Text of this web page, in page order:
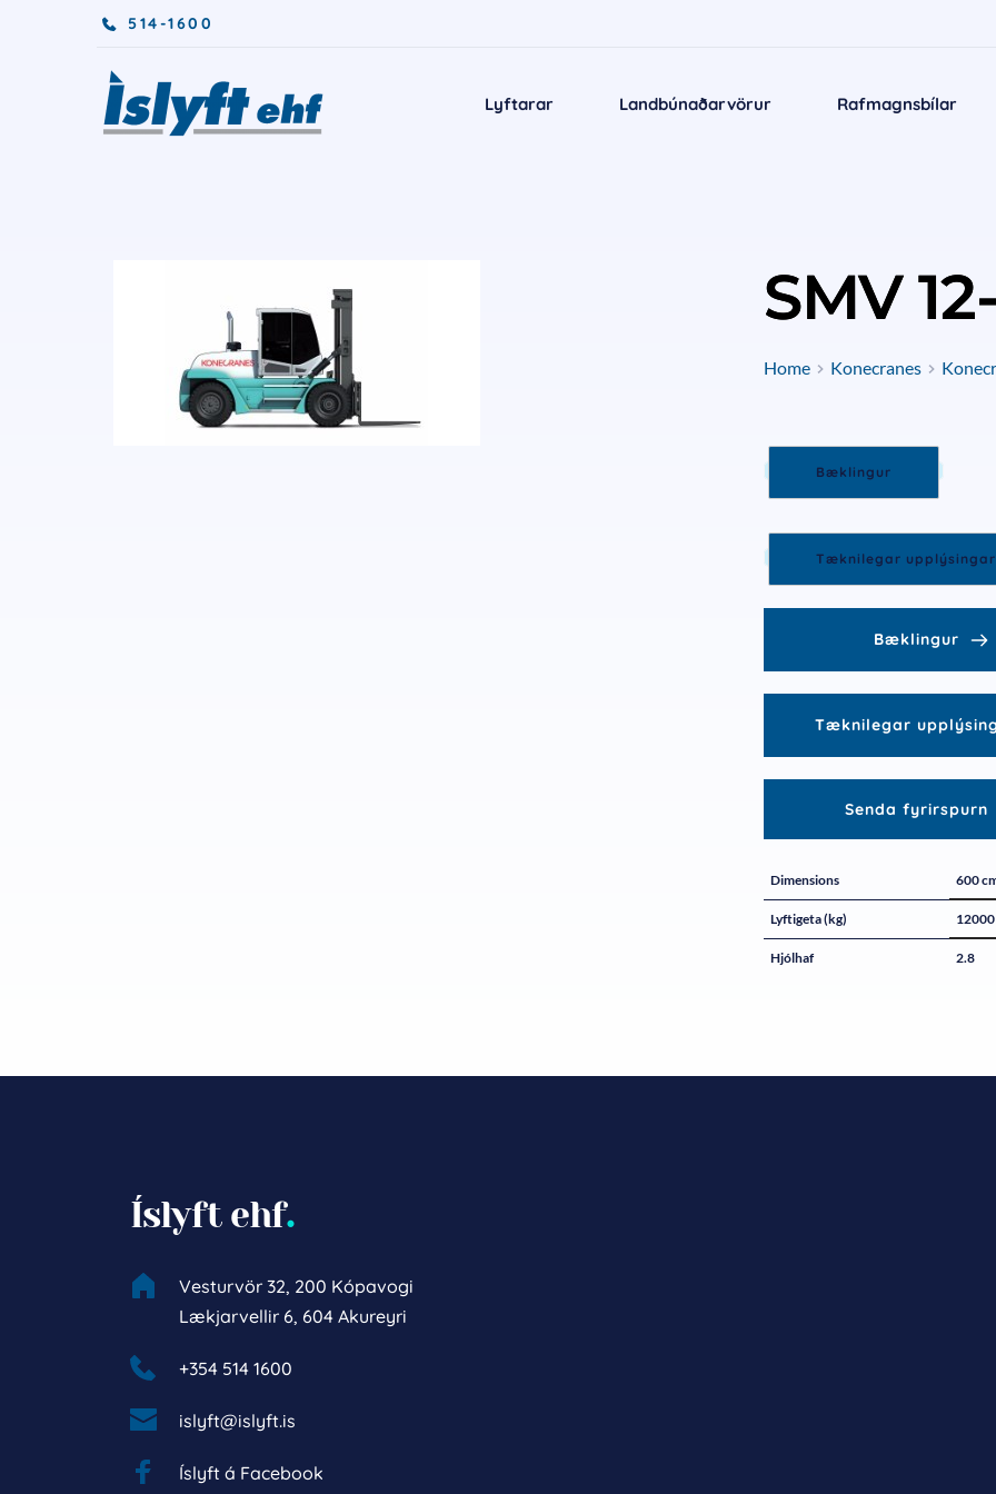
514-1600
Lyftarar Landbúnaðarvörur Rafmagnsbílar
SMV
Home Konecranes
Bæklingur
Tæknilegar upplýsingar
Bæklingur
Tæknilegar
Senda fyrirspurn
Dimensions 600
Lyftigeta (kg) 12000
Hjólhaf 2.8
Íslyft ehf.
Vesturvör 32, 200 Kópavogi
Lækjarvellir 6, 604 Akureyri
+354 514 1600
islyft@islyft.is
Íslyft á Facebook